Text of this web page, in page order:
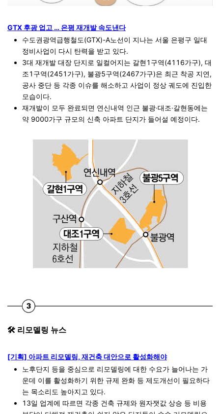
GTX 후광 업고 … 은평 재개발 속도낸다
수도권광역급행철도(GTX)-A노선이 지나는 서울 은평구 일대
정비사업이 다시 탄력을 받고 있다.
3대 재개발 대장 단지로 일컬어지는 갈현1구역(4116가구), 대
조1구역(2451가구), 불광5구역(2467가구)은 최근 착공 지연,
공사 중단 등 각종 이슈를 해소하고 사업이 정상 궤도에 진입한
모습이다.
재개발이 모두 완료되면 연신내역 인근 불광·대조·갈현동에는
약 9000가구 규모의 신축 아파트 단지가 들어설 예정이다.
🛠️ 리모델링 뉴스
[기획] 아파트 리모델링, 재건축 대안으로 활성화해야
노후단지 등을 중심으로 리모델링에 대한 수요가 늘어나는 가
운데 이를 활성화하기 위한 규제 완화 등 제도개선이 필요하다
는 목소리도 높아지고 있다.
13일 업계에 따르면 각종 건축 규제와 원자잿값 상승 등 비용